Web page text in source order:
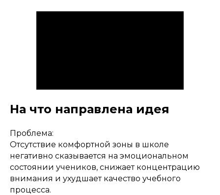
На что направлена идея
Проблема:
Отсутствие комфортной зоны в школе
негативно сказывается на эмоциональном
состоянии учеников, снижает концентрацию
внимания и ухудшает качество учебного
процесса.